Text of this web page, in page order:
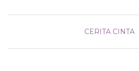
CERITA CINTA